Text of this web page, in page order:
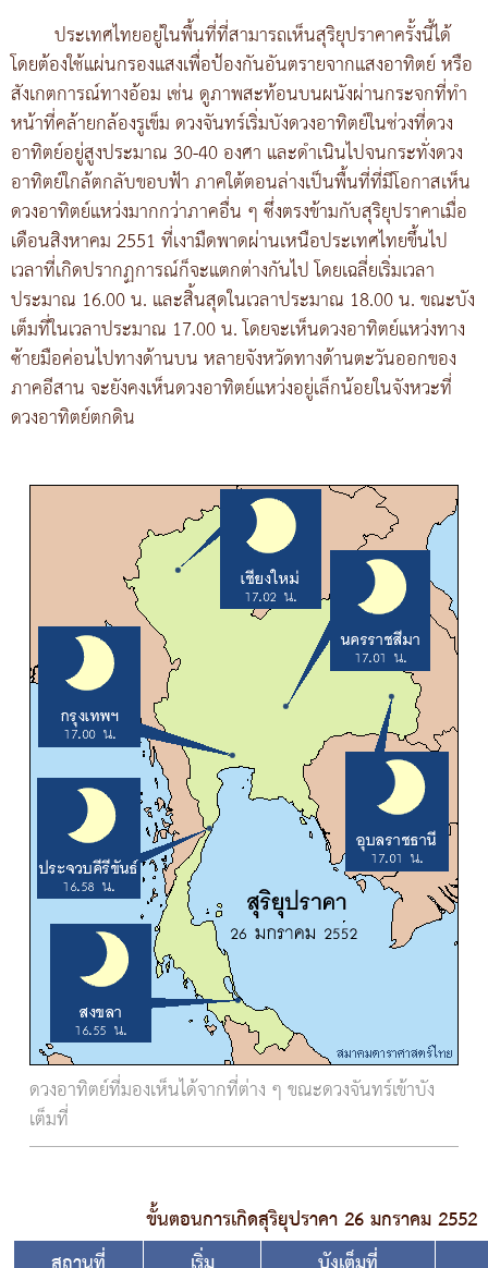
ประเทศไทยอยู่ในพื้นที่ที่สามารถเห็นสุริยุปราคาครั้งนี้ได้
โดยต้องใช้แผ่นกรองแสงเพื่อป้องกันอันตรายจากแสงอาทิตย์ หรือ
สังเกตการณ์ทางอ้อม เช่น ดูภาพสะท้อนบนผนังผ่านกระจกที่ทำ
หน้าที่คล้ายกล้องรูเข็ม ดวงจันทร์เริ่มบังดวงอาทิตย์ในช่วงที่ดวง
อาทิตย์อยู่สูงประมาณ 30-40 องศา และดำเนินไปจนกระทั่งดวง
อาทิตย์ใกล้ตกลับขอบฟ้า ภาคใต้ตอนล่างเป็นพื้นที่ที่มีโอกาสเห็น
ดวงอาทิตย์แหว่งมากกว่าภาคอื่น ๆ ซึ่งตรงข้ามกับสุริยุปราคาเมื่อ
เดือนสิงหาคม 2551 ที่เงามืดพาดผ่านเหนือประเทศไทยขึ้นไป
เวลาที่เกิดปรากฏการณ์ก็จะแตกต่างกันไป โดยเฉลี่ยเริ่มเวลา
ประมาณ 16.00 น. และสิ้นสุดในเวลาประมาณ 18.00 น. ขณะบัง
เต็มที่ในเวลาประมาณ 17.00 น. โดยจะเห็นดวงอาทิตย์แหว่งทาง
ซ้ายมือค่อนไปทางด้านบน หลายจังหวัดทางด้านตะวันออกของ
ภาคอีสาน จะยังคงเห็นดวงอาทิตย์แหว่งอยู่เล็กน้อยในจังหวะที่
ดวงอาทิตย์ตกดิน
ดวงอาทิตย์ที่มองเห็นได้จากที่ต่าง ๆ ขณะดวงจันทร์เข้าบัง
เต็มที่
ขั้นตอนการเกิดสุริยุปราคา 26 มกราคม 2552